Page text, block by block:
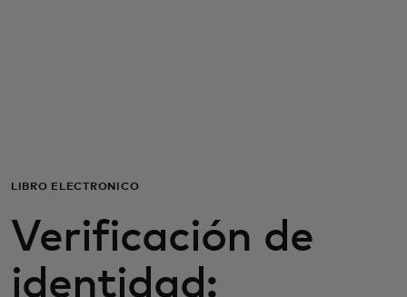
Noticias y tendencias
LIBRO ELECTRÓNICO
Verificación de
identidad: